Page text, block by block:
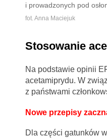
i prowadzonych pod
fot. Anna Maciejuk
Stosowanie
Na podstawie opinii
acetamiprydu. W
z państwami
Nowe przepisy
Dla części gatunków